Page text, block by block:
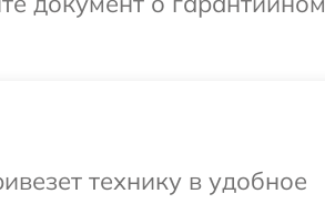
технику в удобное